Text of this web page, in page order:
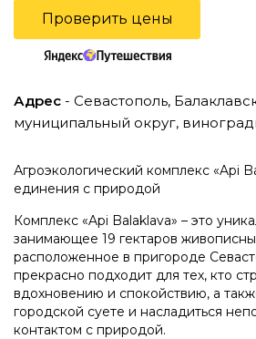
Проверить цены
Адрес - Севастополь,
муниципальный округ,
Агроэкологический комплекс «Api
единения с природой
Комплекс «Api Balaklava» – это
занимающее 19 гектаров
расположенное в пригороде
прекрасно подходит для тех, кто
вдохновению и спокойствию, а
городской суете и насладиться
контактом с природой.